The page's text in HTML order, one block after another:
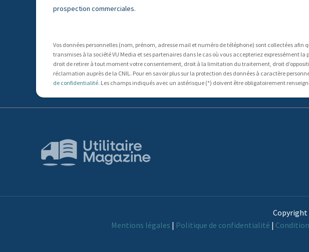
prospection commerciales.
Vos données personnelles (nom, prénom, adresse mail et numéro de téléphone) sont collectées
transmises à la société VU Media et ses partenaires dans le cas où vous accepteriez expressément
droit de retirer à tout moment votre consentement, droit à la limitation du traitement, droit
réclamation auprès de la CNIL. Pour en savoir plus sur la protection des données à caractère
de confidentialité. Les champs indiqués avec un astérisque (*) doivent être obligatoirement
Copyright
Mentions légales | Politique de confidentialité |